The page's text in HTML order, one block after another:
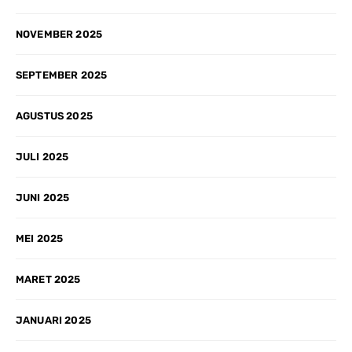
NOVEMBER 2025
SEPTEMBER 2025
AGUSTUS 2025
JULI 2025
JUNI 2025
MEI 2025
MARET 2025
JANUARI 2025